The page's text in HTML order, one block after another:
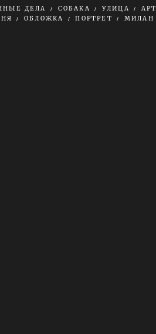
ДЕЛА СОБАКА УЛИЦА
АРТ
ОБЛОЖКА ПОРТРЕТ
МИЛАН